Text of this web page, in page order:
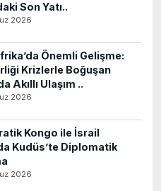
Son Yatı..
2026
Önemli Gelişme:
Krizlerle Boğuşan
Akıllı Ulaşım ..
2026
Kongo ile İsrail
Kudüs’te Diplomatik
2026